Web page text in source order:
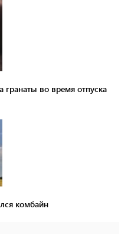
гранаты во время отпуска
комбайн